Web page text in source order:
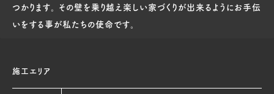
つかります。 その壁を乗り越え楽しい家づくりが出来るようにお手伝
いをする事が私たちの使命です。
施工エリア